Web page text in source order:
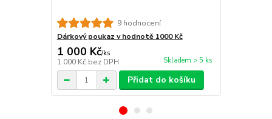
9 hodnocení
Dárkový poukaz v hodnotě 1000 Kč
1 000 Kč/ks
1 000 Kč bez DPH Skladem > 5 ks
Přidat do košíku